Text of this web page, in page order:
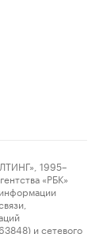
1995–
«РБК»
и сетевого